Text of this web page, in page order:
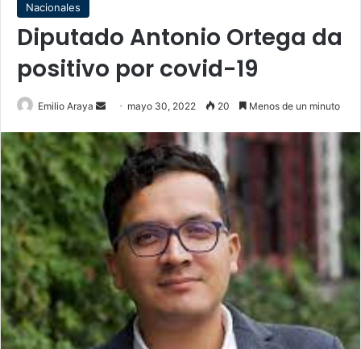
Nacionales
Diputado Antonio Ortega da
positivo por covid-19
Emilio Araya
Send
email
mayo 30, 2022 20 Menos de un minuto